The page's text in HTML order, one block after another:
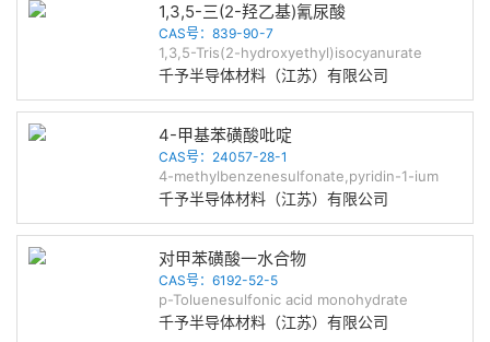
1,3,5-三(2-羟乙基)氰尿酸
CAS号：839-90-7
1,3,5-Tris(2-hydroxyethyl)isocyanurate
千予半导体材料（江苏）有限公司
4-甲基苯磺酸吡啶
CAS号：24057-28-1
4-methylbenzenesulfonate,pyridin-1-ium
千予半导体材料（江苏）有限公司
对甲苯磺酸一水合物
CAS号：6192-52-5
p-Toluenesulfonic acid monohydrate
千予半导体材料（江苏）有限公司